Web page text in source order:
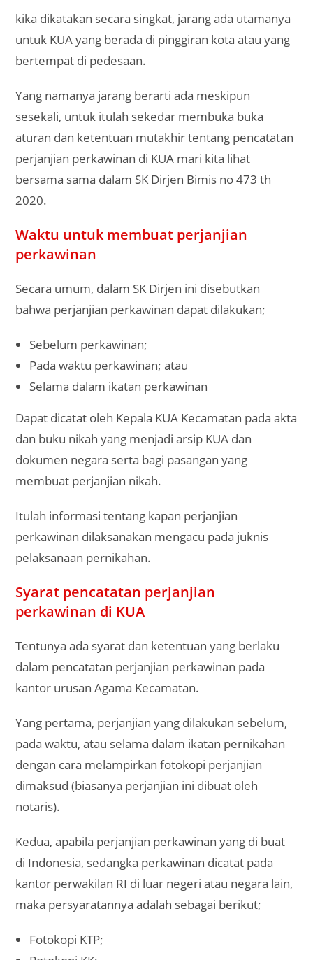
kika dikatakan secara singkat, jarang ada utamanya
untuk KUA yang berada di pinggiran kota atau yang
bertempat di pedesaan.
Yang namanya jarang berarti ada meskipun
sesekali, untuk itulah sekedar membuka buka
aturan dan ketentuan mutakhir tentang pencatatan
perjanjian perkawinan di KUA mari kita lihat
bersama sama dalam SK Dirjen Bimis no 473 th
2020.
Waktu untuk membuat perjanjian
perkawinan
Secara umum, dalam SK Dirjen ini disebutkan
bahwa perjanjian perkawinan dapat dilakukan;
Sebelum perkawinan;
Pada waktu perkawinan; atau
Selama dalam ikatan perkawinan
Dapat dicatat oleh Kepala KUA Kecamatan pada akta
dan buku nikah yang menjadi arsip KUA dan
dokumen negara serta bagi pasangan yang
membuat perjanjian nikah.
Itulah informasi tentang kapan perjanjian
perkawinan dilaksanakan mengacu pada juknis
pelaksanaan pernikahan.
Syarat pencatatan perjanjian
perkawinan di KUA
Tentunya ada syarat dan ketentuan yang berlaku
dalam pencatatan perjanjian perkawinan pada
kantor urusan Agama Kecamatan.
Yang pertama, perjanjian yang dilakukan sebelum,
pada waktu, atau selama dalam ikatan pernikahan
dengan cara melampirkan fotokopi perjanjian
dimaksud (biasanya perjanjian ini dibuat oleh
notaris).
Kedua, apabila perjanjian perkawinan yang di buat
di Indonesia, sedangka perkawinan dicatat pada
kantor perwakilan RI di luar negeri atau negara lain,
maka persyaratannya adalah sebagai berikut;
Fotokopi KTP;